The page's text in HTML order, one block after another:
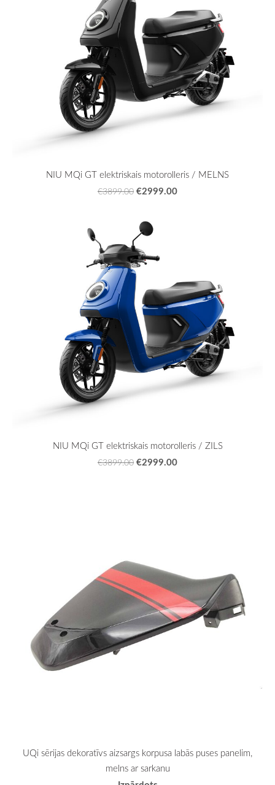
NIU MQi GT elektriskais motorolleris / MELNS
€3899.00 €2999.00
NIU MQi GT elektriskais motorolleris / ZILS
€3899.00 €2999.00
UQi sērijas dekoratīvs aizsargs korpusa labās puses panelim,
melns ar sarkanu